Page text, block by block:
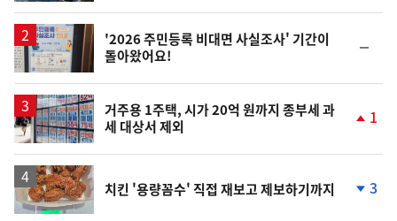
상
'2026 주민등록 비대면 사실조사' 기간이
돌아왔어요!
일
거주용 1주택, 시가 20억 원까지 종부세 과
세 대상서 제외
상
1
치킨 '용량꼼수' 직접 재보고 제보하기까지 3